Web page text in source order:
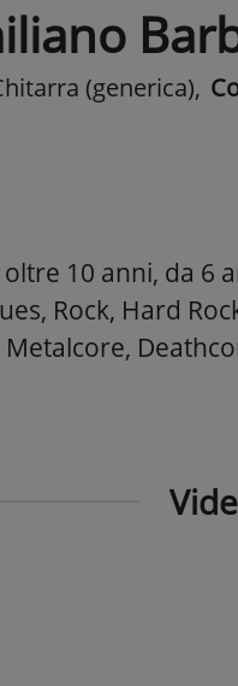
(generica),
10 anni, da 6
Rock, Hard